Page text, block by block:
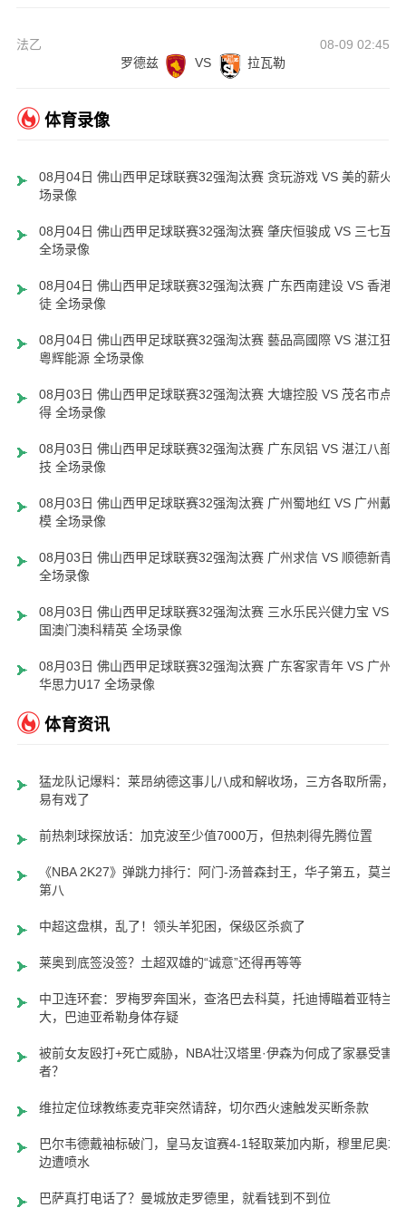
法乙
08-09 02:45
罗德兹
VS 拉瓦勒
体育录像
08月04日 佛山西甲足球联赛32强淘汰赛 贪玩游戏 VS 美的薪火
场录像
08月04日 佛山西甲足球联赛32强淘汰赛 肇庆恒骏成 VS 三七互娱
全场录像
08月04日 佛山西甲足球联赛32强淘汰赛 广东西南建设 VS 香港圣
徒 全场录像
08月04日 佛山西甲足球联赛32强淘汰赛 藝品高國際 VS 湛江狂狼
粵辉能源 全场录像
08月03日 佛山西甲足球联赛32强淘汰赛 大塘控股 VS 茂名市点都
得 全场录像
08月03日 佛山西甲足球联赛32强淘汰赛 广东凤铝 VS 湛江八部科
技 全场录像
08月03日 佛山西甲足球联赛32强淘汰赛 广州蜀地红 VS 广州戴拿
模 全场录像
08月03日 佛山西甲足球联赛32强淘汰赛 广州求信 VS 顺德新青年
全场录像
08月03日 佛山西甲足球联赛32强淘汰赛 三水乐民兴健力宝 VS 中
国澳门澳科精英 全场录像
08月03日 佛山西甲足球联赛32强淘汰赛 广东客家青年 VS 广州英
华思力U17 全场录像
体育资讯
猛龙队记爆料：莱昂纳德这事儿八成和解收场，三方各取所需，交
易有戏了
前热刺球探放话：加克波至少值7000万，但热刺得先腾位置
《NBA 2K27》弹跳力排行：阿门-汤普森封王，华子第五，莫兰特
第八
中超这盘棋，乱了！领头羊犯困，保级区杀疯了
莱奥到底签没签？土超双雄的“诚意”还得再等等
中卫连环套：罗梅罗奔国米，查洛巴去科莫，托迪博瞄着亚特兰
大，巴迪亚希勒身体存疑
被前女友殴打+死亡威胁，NBA壮汉塔里·伊森为何成了家暴受害
者？
维拉定位球教练麦克菲突然请辞，切尔西火速触发买断条款
巴尔韦德戴袖标破门，皇马友谊赛4-1轻取莱加内斯，穆里尼奥场
边遭喷水
巴萨真打电话了？曼城放走罗德里，就看钱到不到位